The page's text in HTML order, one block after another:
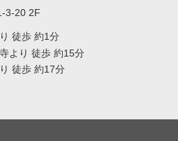
3-20 2F
徒歩 約1分
より 徒歩 約15分
徒歩 約17分